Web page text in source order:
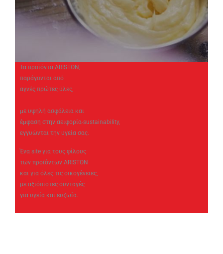
Τα προϊόντα ARISTON,
παράγονται από
αγνές πρώτες ύλες,
με υψηλή ασφάλεια και
έμφαση στην αειφορία-sustainability,
εγγυώνται την υγεία σας.
Ένα site για τους φίλους
των προϊόντων ARISTON
και για όλες τις οικογένειες,
με αξιόπιστες συνταγές
για υγεία και ευζωία.